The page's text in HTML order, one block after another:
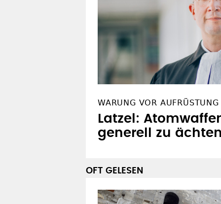
WARUNG VOR AUFRÜSTUNG
Latzel:
generell zu ächten
OFT GELESEN